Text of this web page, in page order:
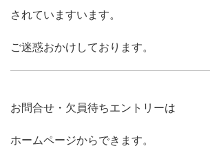
されていますいます。
ご迷惑おかけしております。
お問合せ・欠員待ちエントリーは
ホームページからできます。